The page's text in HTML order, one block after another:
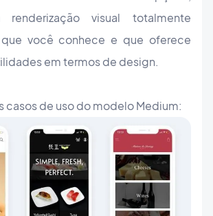
visual totalmente
você conhece e que oferece
em termos de design.
casos de uso do modelo Medium: